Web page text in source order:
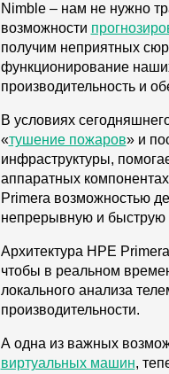
Nimble – нам не нужно
возможности
получим неприятных
функционирование
производительность и
В условиях
«тушение пожаров» и
инфраструктуры,
аппаратных
Primera возможностью
непрерывную и быструю
Архитектура HPE
чтобы в реальном
локального анализа
производительности.
А одна из важных
виртуальных машин,